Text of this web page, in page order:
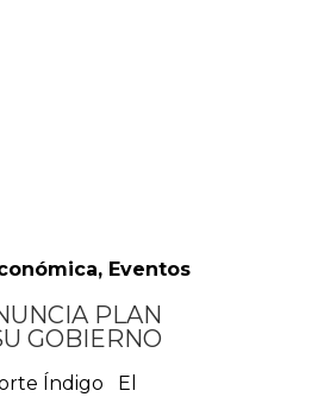
, Eventos
PLAN
GOBIERNO
Índigo El